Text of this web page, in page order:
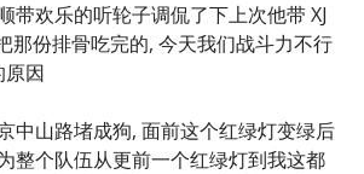
带欢乐的听轮子调侃了下上次他带 XJ
那份排骨吃完的, 今天我们战斗力不行
原因
中山路堵成狗, 面前这个红绿灯变绿后
整个队伍从更前一个红绿灯到我这都